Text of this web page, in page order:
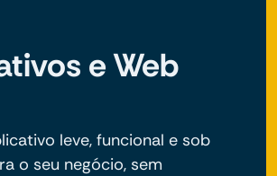
e Web
leve, funcional e sob
o seu negócio, sem